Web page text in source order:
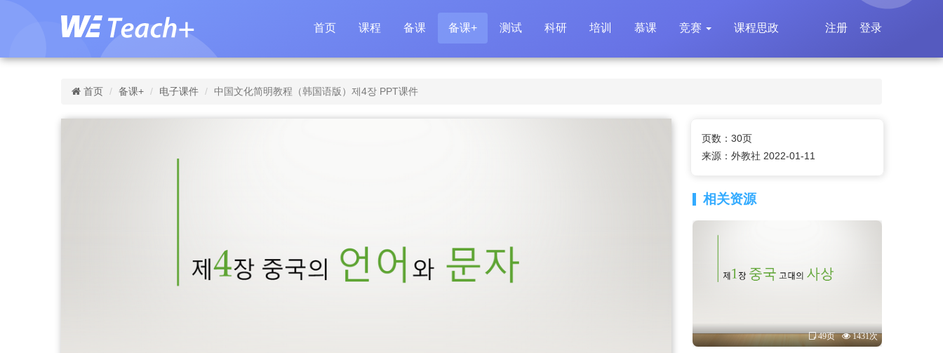
首页 课程 备课 备课+ 测试 科研 培训 慕课 竞赛 课程思政 登录
注册
首页 备课+ 电子课件 中国文化简明教程（韩国语版）제4장 PPT课件
页数：30页
来源：外教社 2022-01-11
相关资源
49页 1431次